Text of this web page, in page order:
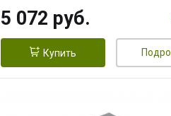
5 072 руб.
Купить